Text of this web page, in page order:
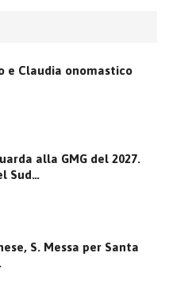
e Claudia onomastico
alla GMG del 2027.
Sud…
S. Messa per Santa